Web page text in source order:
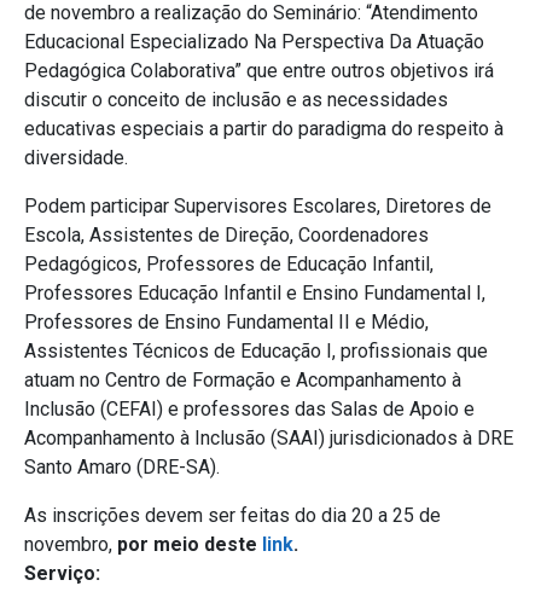
de novembro a realização do Seminário: “Atendimento
Educacional Especializado Na Perspectiva Da Atuação
Pedagógica Colaborativa” que entre outros objetivos irá
discutir o conceito de inclusão e as necessidades
educativas especiais a partir do paradigma do respeito à
diversidade.
Podem participar Supervisores Escolares, Diretores de
Escola, Assistentes de Direção, Coordenadores
Pedagógicos, Professores de Educação Infantil,
Professores Educação Infantil e Ensino Fundamental I,
Professores de Ensino Fundamental II e Médio,
Assistentes Técnicos de Educação I, profissionais que
atuam no Centro de Formação e Acompanhamento à
Inclusão (CEFAI) e professores das Salas de Apoio e
Acompanhamento à Inclusão (SAAI) jurisdicionados à DRE
Santo Amaro (DRE-SA).
As inscrições devem ser feitas do dia 20 a 25 de
novembro, por meio deste link.
Serviço: